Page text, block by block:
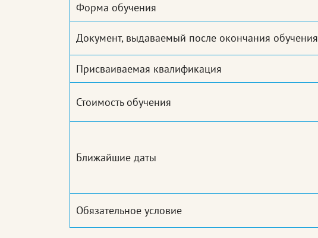
Форма обучения
Документ, выдаваемый после окончания обучения
Присваиваемая квалификация
Стоимость обучения
Ближайшие даты
Обязательное условие